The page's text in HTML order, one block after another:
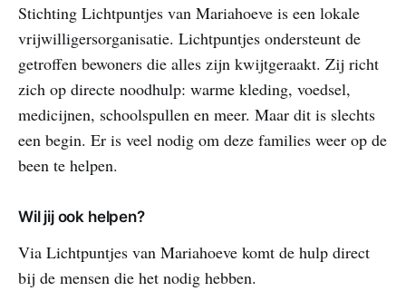
Stichting Lichtpuntjes van Mariahoeve is een lokale
vrijwilligersorganisatie. Lichtpuntjes ondersteunt de
getroffen bewoners die alles zijn kwijtgeraakt. Zij richt
zich op directe noodhulp: warme kleding, voedsel,
medicijnen, schoolspullen en meer. Maar dit is slechts
een begin. Er is veel nodig om deze families weer op de
been te helpen.
Wil jij ook helpen?
Via Lichtpuntjes van Mariahoeve komt de hulp direct
bij de mensen die het nodig hebben.